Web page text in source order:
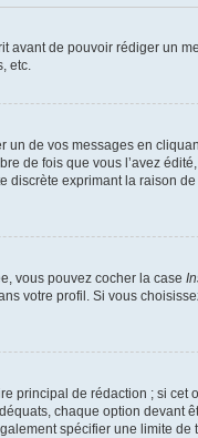
avant de pouvoir rédiger un
etc.
de vos messages en
de fois que vous l’avez
discrète exprimant la raison
vous pouvez cocher la case
votre profil. Si vous
principal de rédaction ; si cet
chaque option devant
spécifier une limite